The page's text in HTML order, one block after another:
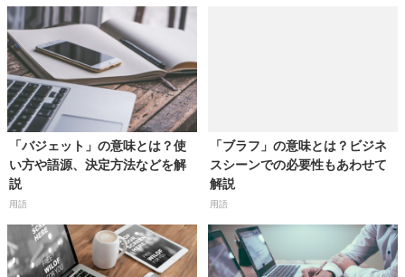
「バジェット」の意味とは？使
い方や語源、決定方法などを解
説
用語
「ブラフ」の意味とは？ビジネ
スシーンでの必要性もあわせて
解説
用語